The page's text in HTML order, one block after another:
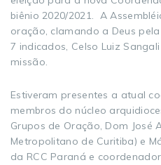
biênio 2020/2021. A
oração, clamando a Deus
7 indicados, Celso Luiz
missão.
Estiveram presentes a atual
membros do núcleo
Grupos de Oração, Dom José
Metropolitano de Curitiba) e
da RCC Paraná e